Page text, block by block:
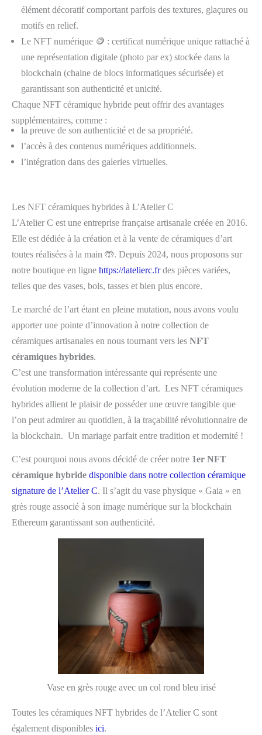
élément décoratif comportant parfois des textures, glaçures ou
motifs en relief.
Le NFT numérique 🪙 : certificat numérique unique rattaché à
une représentation digitale (photo par ex) stockée dans la
blockchain (chaine de blocs informatiques sécurisée) et
garantissant son authenticité et unicité.
Chaque NFT céramique hybride peut offrir des avantages
supplémentaires, comme :
la preuve de son authenticité et de sa propriété.
l’accès à des contenus numériques additionnels.
l’intégration dans des galeries virtuelles.
Les NFT céramiques hybrides à L’Atelier C
L’Atelier C est une entreprise française artisanale créée en 2016.
Elle est dédiée à la création et à la vente de céramiques d’art
toutes réalisées à la main 🤲. Depuis 2024, nous proposons sur
notre boutique en ligne https://latelierc.frdes pièces variées,
telles que des vases, bols, tasses et bien plus encore.
Le marché de l’art étant en pleine mutation, nous avons voulu
apporter une pointe d’innovation à notre collection de
céramiques artisanales en nous tournant vers les NFT
céramiques hybrides.
C’est une transformation intéressante qui représente une
évolution moderne de la collection d’art. Les NFT céramiques
hybrides allient le plaisir de posséder une œuvre tangible que
l’on peut admirer au quotidien, à la traçabilité révolutionnaire de
la blockchain. Un mariage parfait entre tradition et modernité !
C’est pourquoi nous avons décidé de créer notre 1er NFT
céramique hybride disponible dans notre collection céramique
signature de l’Atelier C. Il s’agit du vase physique « Gaia » en
grès rouge associé à son image numérique sur la blockchain
Ethereum garantissant son authenticité.
Vase en grès rouge avec un col rond bleu irisé
Toutes les céramiques NFT hybrides de l’Atelier C sont
également disponibles ici.